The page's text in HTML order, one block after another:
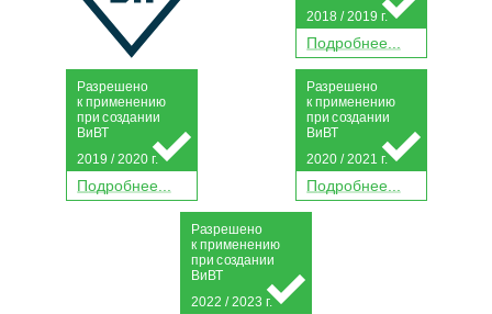
Подробнее...
2018 / 2019 г.
Подробнее...
Разрешено
к применению
присоздании
Ви ВТ
2019 / 2020 г.
Подробнее...
Разрешено
к применению
присоздании
Ви ВТ
2020 / 2021 г.
Разрешено
к применению
присоздании
Ви ВТ
2022 / 2023 г.